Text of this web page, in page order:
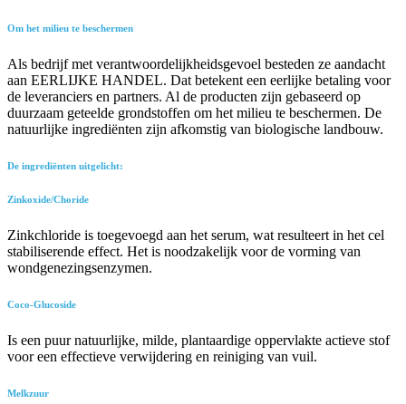
Om het milieu te beschermen
Als bedrijf met verantwoordelijkheidsgevoel besteden ze aandacht
aan EERLIJKE HANDEL. Dat betekent een eerlijke betaling voor
de leveranciers en partners. Al de producten zijn gebaseerd op
duurzaam geteelde grondstoffen om het milieu te beschermen. De
natuurlijke ingrediënten zijn afkomstig van biologische landbouw.
De ingrediënten uitgelicht:
Zinkoxide/Choride
Zinkchloride is toegevoegd aan het serum, wat resulteert in het cel
stabiliserende effect. Het is noodzakelijk voor de vorming van
wondgenezingsenzymen.
Coco-Glucoside
Is een puur natuurlijke, milde, plantaardige oppervlakte actieve stof
voor een effectieve verwijdering en reiniging van vuil.
Melkzuur